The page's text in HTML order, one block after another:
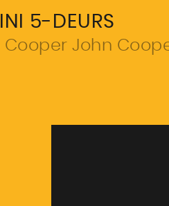
5-DEURS
Cooper John